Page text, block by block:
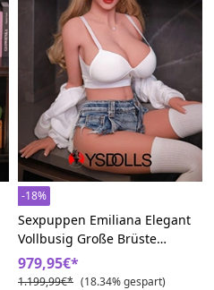
-18%
Sexpuppen Emiliana Elegant
Vollbusig Große Brüste
Lovedolls
979,95€*
1.199,99€* (18.34% gespart)